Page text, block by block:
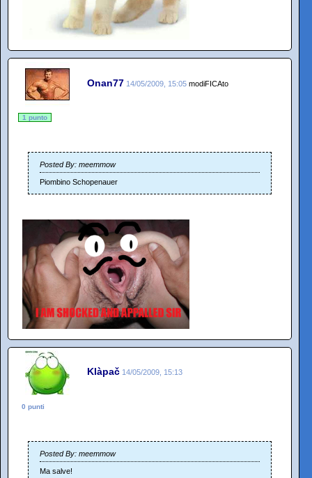
Onan77 14/05/2009, 15:05 modiFICAto
1 punto
Posted By: meemmow
Piombino Schopenauer
Klàpač 14/05/2009, 15:13
0 punti
Posted By: meemmow
Ma salve!